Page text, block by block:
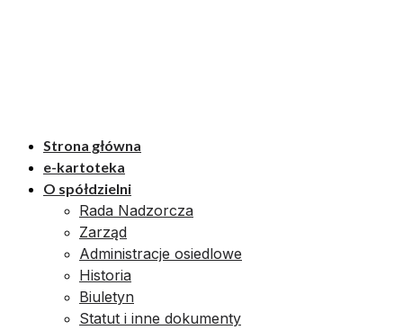
Strona główna
e-kartoteka
O spółdzielni
Rada Nadzorcza
Zarząd
Administracje osiedlowe
Historia
Biuletyn
Statut i inne dokumenty